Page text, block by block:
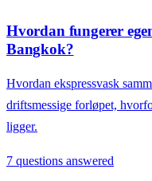
Hvordan fungerer
Bangkok?
Hvordan ekspressvask
driftsmessige forløpet,
ligger.
7 questions answered